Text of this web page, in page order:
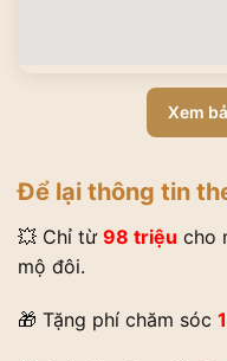
Xem
Để lại thông tin
💥 Chỉ từ 98 triệu cho
mộ đôi.
🎁 Tặng phí chăm sóc